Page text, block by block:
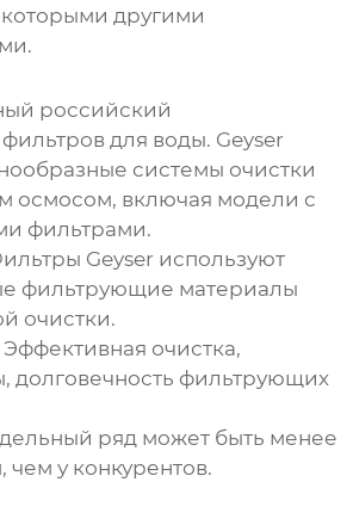
другими
российский
для воды. Geyser
системы очистки
осмосом, включая модели с
фильтрами.
Geyser используют
фильтрующие материалы
очистки.
Эффективная очистка,
долговечность фильтрующих
ряд может быть менее
у конкурентов.